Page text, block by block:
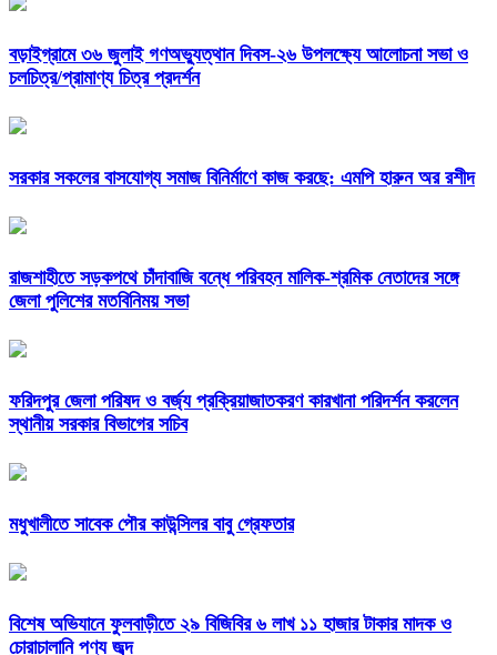
বড়াইগ্রামে ৩৬ জুলাই গণঅভ্যুত্থান দিবস-২৬ উপলক্ষ্যে আলোচনা সভা ও
চলচিত্র/প্রামাণ্য চিত্র প্রদর্শন
সরকার সকলের বাসযোগ্য সমাজ বিনির্মাণে কাজ করছে: এমপি হারুন অর রশীদ
রাজশাহীতে সড়কপথে চাঁদাবাজি বন্ধে পরিবহন মালিক-শ্রমিক নেতাদের সঙ্গে
জেলা পুলিশের মতবিনিময় সভা
ফরিদপুর জেলা পরিষদ ও বর্জ্য প্রক্রিয়াজাতকরণ কারখানা পরিদর্শন করলেন
স্থানীয় সরকার বিভাগের সচিব
মধুখালীতে সাবেক পৌর কাউন্সিলর বাবু গ্রেফতার
বিশেষ অভিযানে ফুলবাড়ীতে ২৯ বিজিবির ৬ লাখ ১১ হাজার টাকার মাদক ও
চোরাচালানি পণ্য জব্দ